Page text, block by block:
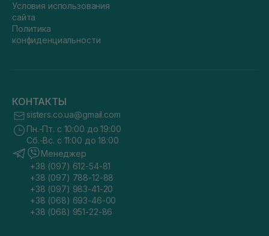
Условия использования
сайта
Политика
конфиденциальности
КОНТАКТЫ
sisters.co.ua@gmail.com
Пн.-Пт. с 10:00 до 19:00
Сб.-Вс. с 11:00 до 18:00
Менеджер
+38 (097) 612-54-81
+38 (097) 788-12-88
+38 (097) 983-41-20
+38 (068) 693-46-00
+38 (068) 951-22-86